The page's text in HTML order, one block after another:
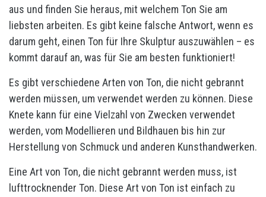
aus und finden Sie heraus, mit welchem Ton Sie am
liebsten arbeiten. Es gibt keine falsche Antwort, wenn es
darum geht, einen Ton für Ihre Skulptur auszuwählen – es
kommt darauf an, was für Sie am besten funktioniert!
Es gibt verschiedene Arten von Ton, die nicht gebrannt
werden müssen, um verwendet werden zu können. Diese
Knete kann für eine Vielzahl von Zwecken verwendet
werden, vom Modellieren und Bildhauen bis hin zur
Herstellung von Schmuck und anderen Kunsthandwerken.
Eine Art von Ton, die nicht gebrannt werden muss, ist
lufttrocknender Ton. Diese Art von Ton ist einfach zu